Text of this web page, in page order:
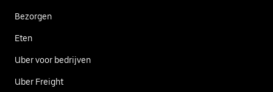
Bezorgen
Eten
Uber voor bedrijven
Uber Freight